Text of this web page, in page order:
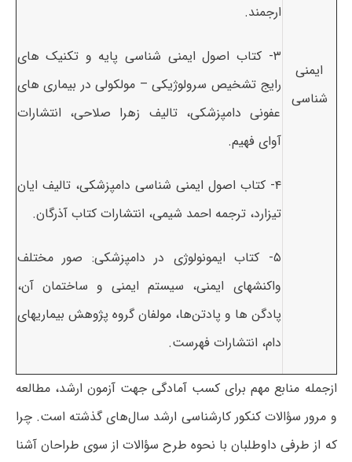
ایمنی
شناسی
ارجمند.
۳- کتاب اصول ایمنی شناسی پایه و تکنیک های
رایج تشخیص سرولوژیکی – مولکولی در بیماری های
عفونی دامپزشکی، تالیف زهرا صلاحی، انتشارات
آوای فهیم.
۴- کتاب اصول ایمنی شناسی دامپزشکی، تالیف ایان
تیزارد، ترجمه احمد شیمی، انتشارات کتاب آذرگان.
۵- کتاب ایمونولوژی در دامپزشکی: صور مختلف
واکنشهای ایمنی، سیستم ایمنی و ساختمان آن،
پادگن ها و پادتن‌ها، مولفان گروه پژوهش بیماریهای
دام، انتشارات فهرست.
ازجمله منابع مهم برای کسب آمادگی جهت آزمون ارشد، مطالعه
و مرور سؤالات کنکور کارشناسی ارشد سال‌های گذشته است. چرا
که از طرفی داوطلبان با نحوه طرح سؤالات از سوی طراحان آشنا